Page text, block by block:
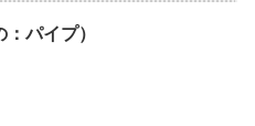
パイプ）